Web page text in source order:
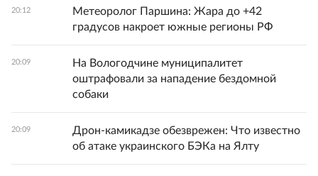
20:12
Метеоролог Паршина: Жара до +42
градусов накроет южные регионы РФ
20:09
На Вологодчине муниципалитет
оштрафовали за нападение бездомной
собаки
20:09
Дрон-камикадзе обезврежен: Что известно
об атаке украинского БЭКа на Ялту